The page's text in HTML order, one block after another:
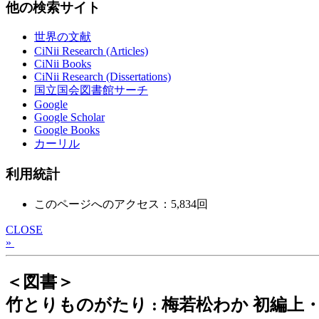
他の検索サイト
世界の文献
CiNii Research (Articles)
CiNii Books
CiNii Research (Dissertations)
国立国会図書館サーチ
Google
Google Scholar
Google Books
カーリル
利用統計
このページへのアクセス：5,834回
CLOSE
»
＜図書＞
竹とりものがたり : 梅若松わか 初編上